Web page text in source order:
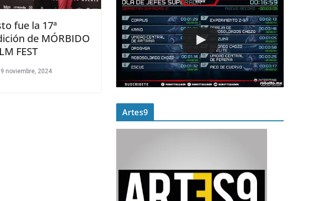
fue la 17ª
de MÓRBIDO
FEST
noviembre, 2024
Artes9